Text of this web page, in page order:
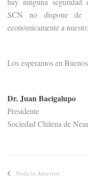
SCN no dispone de
económicamente a
Los esperamos en
Dr. Juan Bacigalupo
Presidente
Sociedad Chilena de
Noticia Anterior